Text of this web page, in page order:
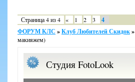
Страница4из4 « 1 2 3
4
ФОРУМ КЛС »Клуб Любителей Скидок»
макияжем)
Студия FotoLook